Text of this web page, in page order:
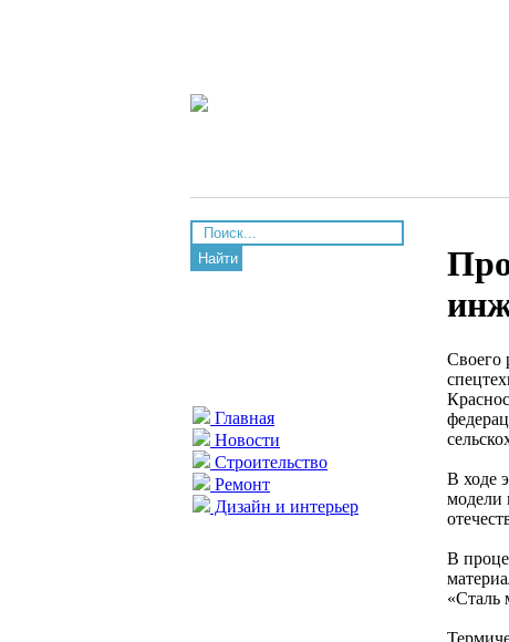
Найти
Главная
Новости
Строительство
Ремонт
Дизайн и интерьер
Своего
В ходе
модели
В
«Сталь